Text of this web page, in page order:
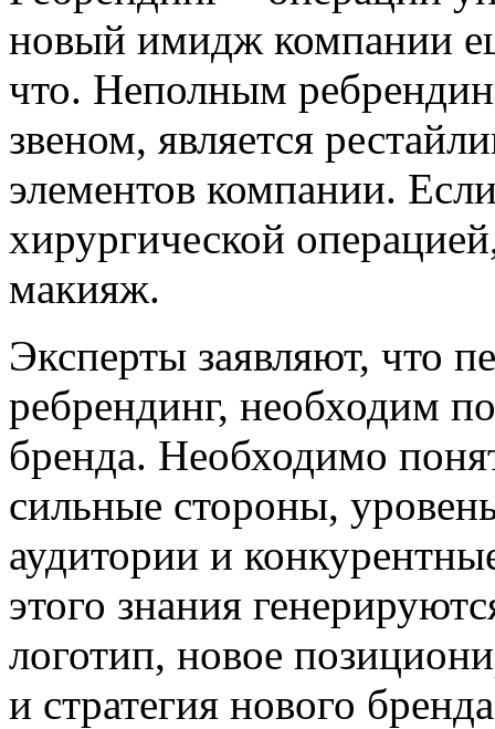
новый имидж компании
что. Неполным
звеном, является
элементов компании.
хирургической
макияж.
Эксперты заявляют, что
ребрендинг, необходим
бренда. Необходимо
сильные стороны,
аудитории и
этого знания
логотип, новое
и стратегия нового